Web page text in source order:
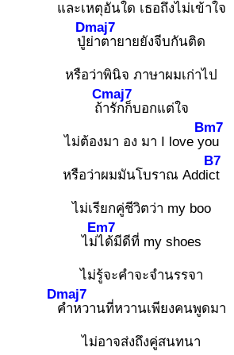
และเหตุอันใด เธอถึงไม่เข้าใจ
ปู่
Dmaj7
ย่าตายายยังจีบกันติด
หรือว่าพินิจ ภาษาผมเก่าไป
ถ้
Cmaj7
ารักก็บอกแต่ใจ
ไม่ต้องมา อง มา I love y
Bm7
ou
หรือว่าผมมันโบราณ Addi
B7
ct
ไม่เรียกคู่ชีวิตว่า my boo
ไม่
Em7
ได้มีดีที่ my shoes
ไม่รู้จะคำจะจำนรรจา
Dmaj7
คำหวานที่หวานเพียงคนพูดมา
ไม่อาจส่งถึงคู่สนทนา